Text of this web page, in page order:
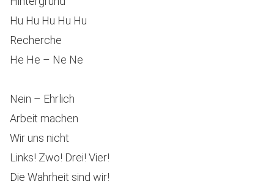
Hu Hu Hu Hu Hu
Recherche
He He – Ne Ne
Nein – Ehrlich
Arbeit machen
Wir uns nicht
Links! Zwo! Drei! Vier!
Die Wahrheit sind wir!